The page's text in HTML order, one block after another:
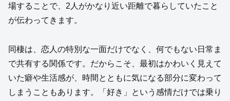
場することで、2人がかなり近い距離で暮らしていたこと
が伝わってきます。
同棲は、恋人の特別な一面だけでなく、何でもない日常ま
で共有する関係です。だからこそ、最初はかわいく見えて
いた癖や生活感が、時間とともに気になる部分に変わって
しまうこともあります。「好き」という感情だけでは乗り